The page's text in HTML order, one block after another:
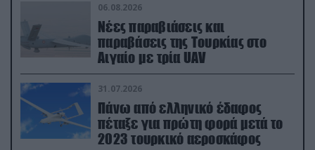
06.08.2026
Νέες παραβιάσεις και
παραβάσεις της Τουρκίας στο
Αιγαίο με τρία UAV
31.07.2026
Πάνω από ελληνικό έδαφος
πέταξε για πρώτη φορά μετά το
2023 τουρκικό αεροσκάφος